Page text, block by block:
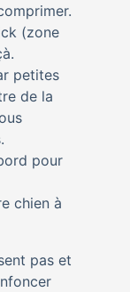
(zone
petites
de la
pour
chien à
pas et